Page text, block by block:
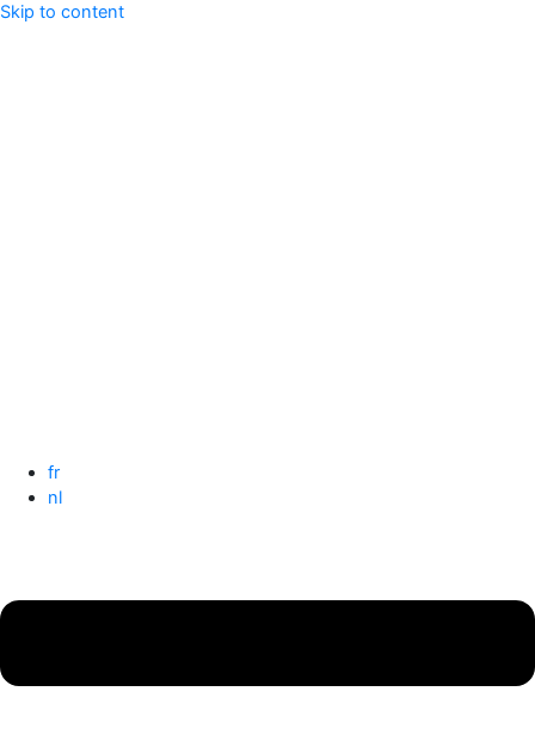
Skip to content
fr
nl